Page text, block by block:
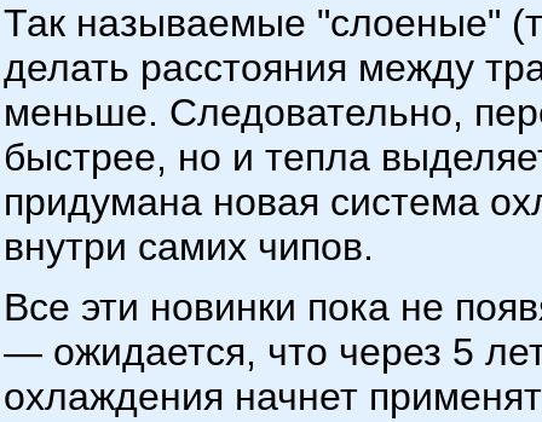
Так называемые "слоеные"
делать расстояния между
меньше. Следовательно,
быстрее, но и тепла
придумана новая система
внутри самих чипов.
Все эти новинки пока не
— ожидается, что через 5
охлаждения начнет